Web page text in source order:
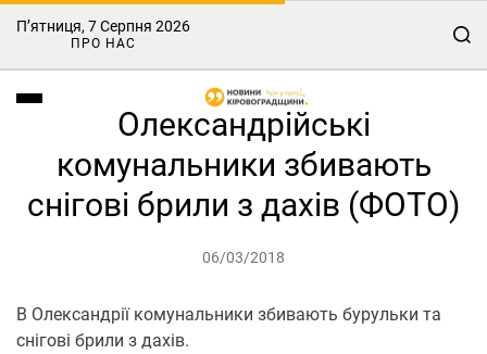
П’ятниця, 7 Серпня 2026
ПРО НАС
Олександрійські
комунальники збивають
снігові брили з дахів (ФОТО)
06/03/2018
В Олександрії комунальники збивають бурульки та
снігові брили з дахів.